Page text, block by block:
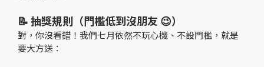
📝 抽獎規則（門檻低到沒朋友 😉）
對，你沒看錯！我們七月依然不玩心機、不設門檻，就是
要大方送：